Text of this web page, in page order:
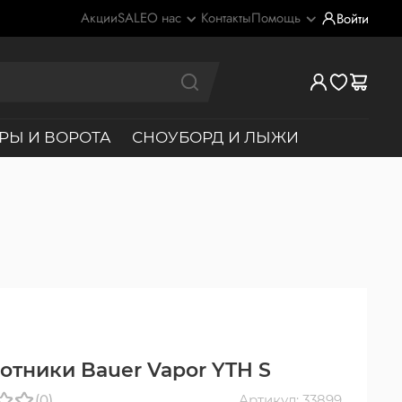
АкцииSALEО нас КонтактыПомощь Войти
И ВОРОТА СНОУБОРД И ЛЫЖИ
Bauer Vapor YTH S